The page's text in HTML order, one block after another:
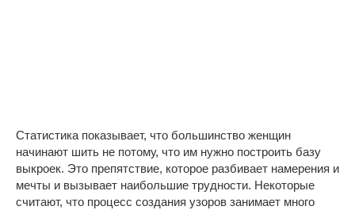
Статистика показывает, что большинство женщин
начинают шить не потому, что им нужно построить базу
выкроек. Это препятствие, которое разбивает намерения и
мечты и вызывает наибольшие трудности. Некоторые
считают, что процесс создания узоров занимает много